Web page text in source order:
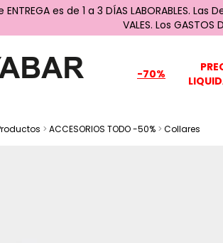
ENTREGA es de 1 a 3 DÍAS LABORABLES.
VALES. Los
-70%
> ACCESORIOS TODO -50% > Collares